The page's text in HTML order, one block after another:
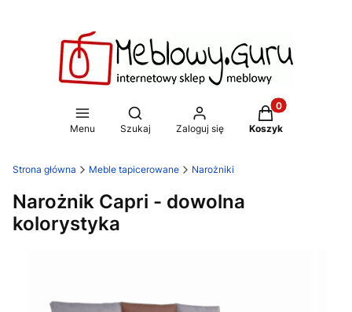
Menu
Otwórz wyszukiwarkę
Szukaj Zaloguj się
Produkty w
Koszyk
Strona główna Meble tapicerowane Narożniki
Narożnik Capri - dowolna
kolorystyka